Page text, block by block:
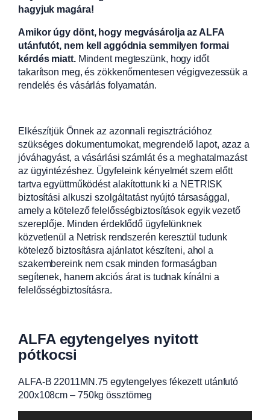
hagyjuk magára!
Amikor úgy dönt, hogy megvásárolja az ALFA
utánfutót, nem kell aggódnia semmilyen formai
kérdés miatt. Mindent megteszünk, hogy időt
takarítson meg, és zökkenőmentesen végigvezessük a
rendelés és vásárlás folyamatán.
Elkészítjük Önnek az azonnali regisztrációhoz
szükséges dokumentumokat, megrendelő lapot, azaz a
jóváhagyást, a vásárlási számlát és a meghatalmazást
az ügyintézéshez. Ügyfeleink kényelmét szem előtt
tartva együttműködést alakítottunk ki a NETRISK
biztosítási alkuszi szolgáltatást nyújtó társasággal,
amely a kötelező felelősségbiztosítások egyik vezető
szereplője. Minden érdeklődő ügyfelünknek
közvetlenül a Netrisk rendszerén keresztül tudunk
kötelező biztosításra ajánlatot készíteni, ahol a
szakembereink nem csak minden formaságban
segítenek, hanem akciós árat is tudnak kínálni a
felelősségbiztosításra.
ALFA egytengelyes nyitott
pótkocsi
ALFA-B 22011MN.75 egytengelyes fékezett utánfutó
200x108cm – 750kg össztömeg